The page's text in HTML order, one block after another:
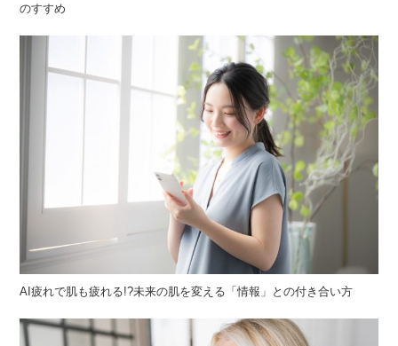
のすすめ
AI疲れで肌も疲れる!?未来の肌を変える「情報」との付き合い方